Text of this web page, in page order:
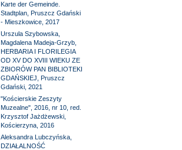
Karte der Gemeinde.
Stadtplan, Pruszcz Gdański
- Mieszkowice, 2017
Urszula Szybowska,
Magdalena Madeja-Grzyb,
HERBARIA I FLORILEGIA
OD XV DO XVIII WIEKU ZE
ZBIORÓW PAN BIBLIOTEKI
GDAŃSKIEJ, Pruszcz
Gdański, 2021
"Kościerskie Zeszyty
Muzealne", 2016, nr 10, red.
Krzysztof Jażdżewski,
Kościerzyna, 2016
Aleksandra Lubczyńska,
DZIAŁALNOŚĆ